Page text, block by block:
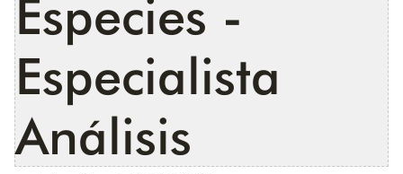
Especies -
Especialista
Análisis